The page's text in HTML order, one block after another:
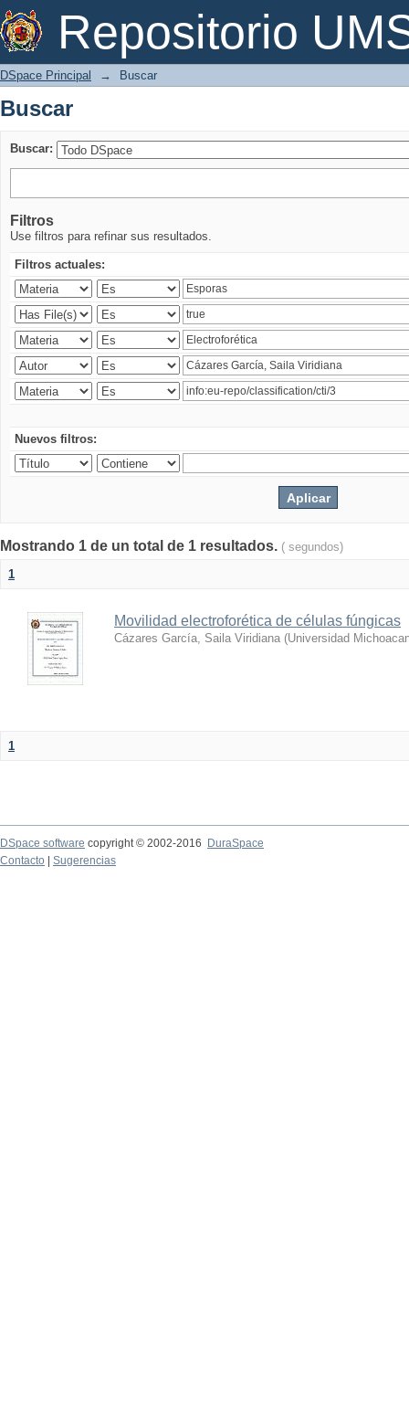
Repositorio
Buscar
DSpace Principal → Buscar
Buscar
Buscar:
Filtros
Use filtros para refinar sus resultados.
Filtros actuales:
Nuevos filtros:
Mostrando 1 de un total de 1 resultados. ( segundos)
1
Movilidad electroforética de células fúngicas
Cázares García, Saila Viridiana (Universidad
1
DSpace software copyright © 2002-2016
DuraSpace
Contacto
Sugerencias